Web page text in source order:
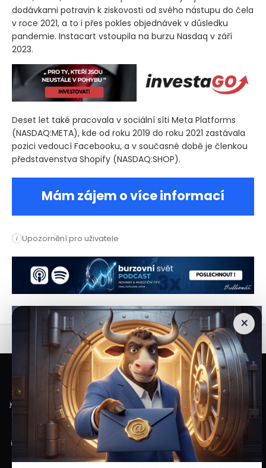
dodávkami potravin k ziskovosti od svého nástupu do čela
v roce 2021, a to i přes pokles objednávek v důsledku
pandemie. Instacart vstoupila na burzu Nasdaq v září
2023.
Deset let také pracovala v sociální síti Meta Platforms
(NASDAQ:META), kde od roku 2019 do roku 2021 zastávala
pozici vedoucí Facebooku, a v současné době je členkou
představenstva Shopify (NASDAQ:SHOP).
Mám zájem o více informací
i Upozornění pro uživatele
Šéfka Instacart Fidji Simo odstoupí ze své funkce a
×
Veškeré informace a materiály zveřejněné na internetových stránkách
Burzovního Světa vycházejí z veřejně dostupných a důvěryhodných zdrojů. Při
jejich zpracování je postupováno s odbornou péčí a cílem poskytovat čtenářům
objektivní, aktuální a srozumitelné informace. Obsah internetových stránek
slouží výhradně k informačním a vzdělávacím účelům. Nepředstavuje
individuální investiční doporučení, investiční poradenství ani nabídku či výzvu
ke koupi nebo prodeji konkrétních finančních nástrojů. Veškeré názory, odhady,